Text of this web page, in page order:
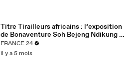
Titre Tirailleurs africains : l’exposition
de Bonaventure Soh Bejeng Ndikung à
Berlin
FRANCE 24
il y a 5 mois